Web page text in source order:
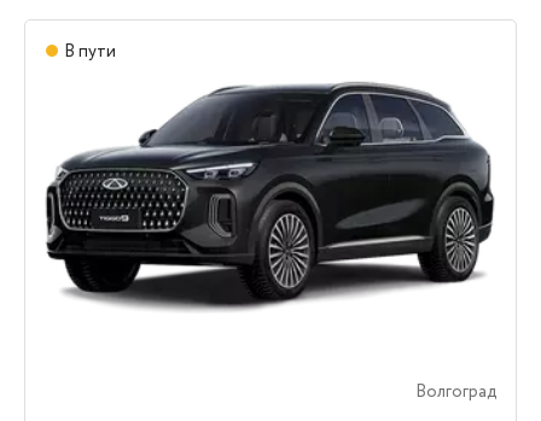
В пути
Волгоград